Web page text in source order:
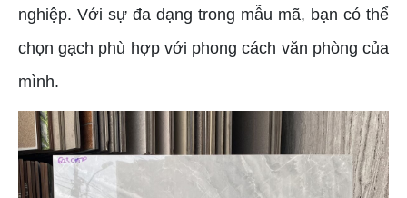
nghiệp. Với sự đa dạng trong mẫu mã, bạn có thể
chọn gạch phù hợp với phong cách văn phòng của
mình.